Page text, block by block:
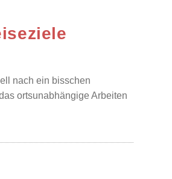
nach ein bisschen
ortsunabhängige Arbeiten